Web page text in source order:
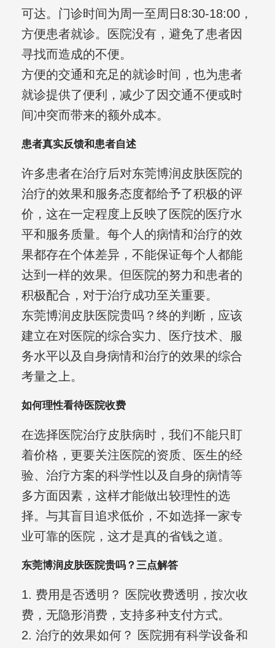
可达。门诊时间为周一至周日8:30-18:00，
方便患者就诊。医院没有，避免了患者因
寻找而造成的不便。
方便的交通和充足的就诊时间，也为患者
就诊提供了便利，减少了因交通不便或时
间冲突而带来的额外成本。
患者真实反馈和患者自述
许多患者在治疗后对东莞博润皮肤医院的
治疗的效果和服务态度都给予了积极的评
价，这在一定程度上反映了医院的医疗水
平和服务质量。每个人的病情和治疗的效
果都存在个体差异，不能保证每个人都能
达到一样的效果。但医院的努力和患者的
积极配合，对于治疗成功至关重要。
东莞博润皮肤医院贵吗？终的判断，应该
建立在对医院的综合实力、医疗技术、服
务水平以及自身病情和治疗的效果的综合
考量之上。
如何理性看待医院收费
在选择医院治疗皮肤病时，我们不能只盯
着价格，更要关注医院的资质、医生的经
验、治疗方案的科学性以及自身的病情等
多方面因素，这样才能做出较理性的选
择。与其盲目追求低价，不如选择一家专
业可靠的医院，这才是真的省钱之道。
东莞博润皮肤医院贵吗？三点解答
1. 费用是否透明？ 医院收费透明，按次收
费，无隐形消费，支持多种支付方式。
2. 治疗的效果如何？ 医院拥有科学设备和